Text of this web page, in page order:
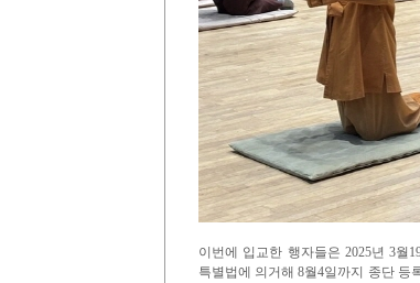
이번에 입교한 행자들은 2025년 3월
특별법에 의거해 8월4일까지 종단 등